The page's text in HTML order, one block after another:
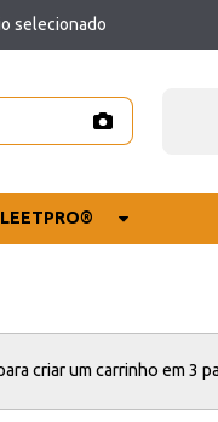
selecionado
criar um carrinho em 3